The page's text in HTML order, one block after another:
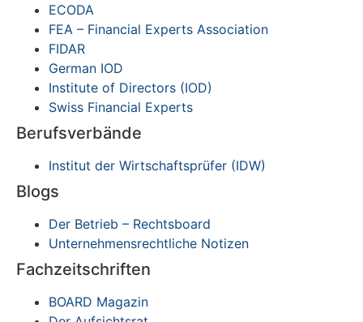
ECODA
FEA – Financial Experts Association
FIDAR
German IOD
Institute of Directors (IOD)
Swiss Financial Experts
Berufsverbände
Institut der Wirtschaftsprüfer (IDW)
Blogs
Der Betrieb – Rechtsboard
Unternehmensrechtliche Notizen
Fachzeitschriften
BOARD Magazin